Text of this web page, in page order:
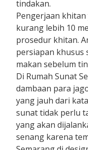
tindakan.
Pengerjaan
kurang lebih 10
prosedur khitan.
persiapan khusus
makan sebelum
Di Rumah Sunat
dambaan para
yang jauh dari
sunat tidak perlu
yang akan
senang karena